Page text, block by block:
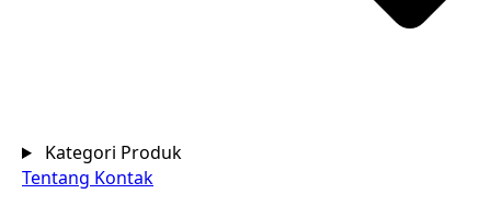
Kategori Produk
Tentang Kontak